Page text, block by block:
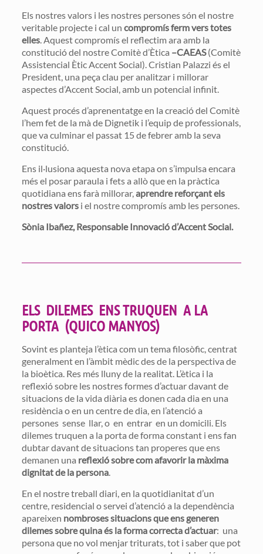
Els nostres valors i les nostres persones són el nostre
veritable projecte i cal un compromís ferm vers totes
elles. Aquest compromís el reflectim ara amb la
constitució del nostre Comitè d’Ètica –CAEAS(Comitè
Assistencial Ètic Accent Social). Cristian Palazzi és el
President, una peça clau per analitzar i millorar
aspectes d’Accent Social, amb un potencial infinit.
Aquest procés d’aprenentatge en la creació del Comitè
l’hem fet de la mà de Dignetik i l’equip de professionals,
que va culminar el passat 15 de febrer amb la seva
constitució.
Ens il·lusiona aquesta nova etapa on s’impulsa encara
més el posar paraula i fets a allò que en la pràctica
quotidiana ens farà millorar, aprendre reforçant els
nostres valorsi el nostre compromís amb les persones.
Sònia Ibañez, Responsable Innovació d’Accent Social.
ELS DILEMES ENS TRUQUEN A LA
PORTA (QUICO MANYOS)
Sovint es planteja l’ètica com un tema filosòfic, centrat
generalment en l’àmbit mèdic des de la perspectiva de
la bioètica. Res més lluny de la realitat. L’ètica i la
reflexió sobre les nostres formes d’actuar davant de
situacions de la vida diària es donen cada dia en una
residència o en un centre de dia, en l’atenció a
persones sense llar, o en entrar en un domicili. Els
dilemes truquen a la porta de forma constant i ens fan
dubtar davant de situacions tan properes que ens
demanen una reflexió sobre com afavorir la màxima
dignitat de la persona.
En el nostre treball diari, en la quotidianitat d’un
centre, residencial o servei d’atenció a la dependència
apareixen nombroses situacions que ens generen
dilemes sobre quina és la forma correcta d’actuar: una
persona que no vol menjar triturats, tot i saber que pot